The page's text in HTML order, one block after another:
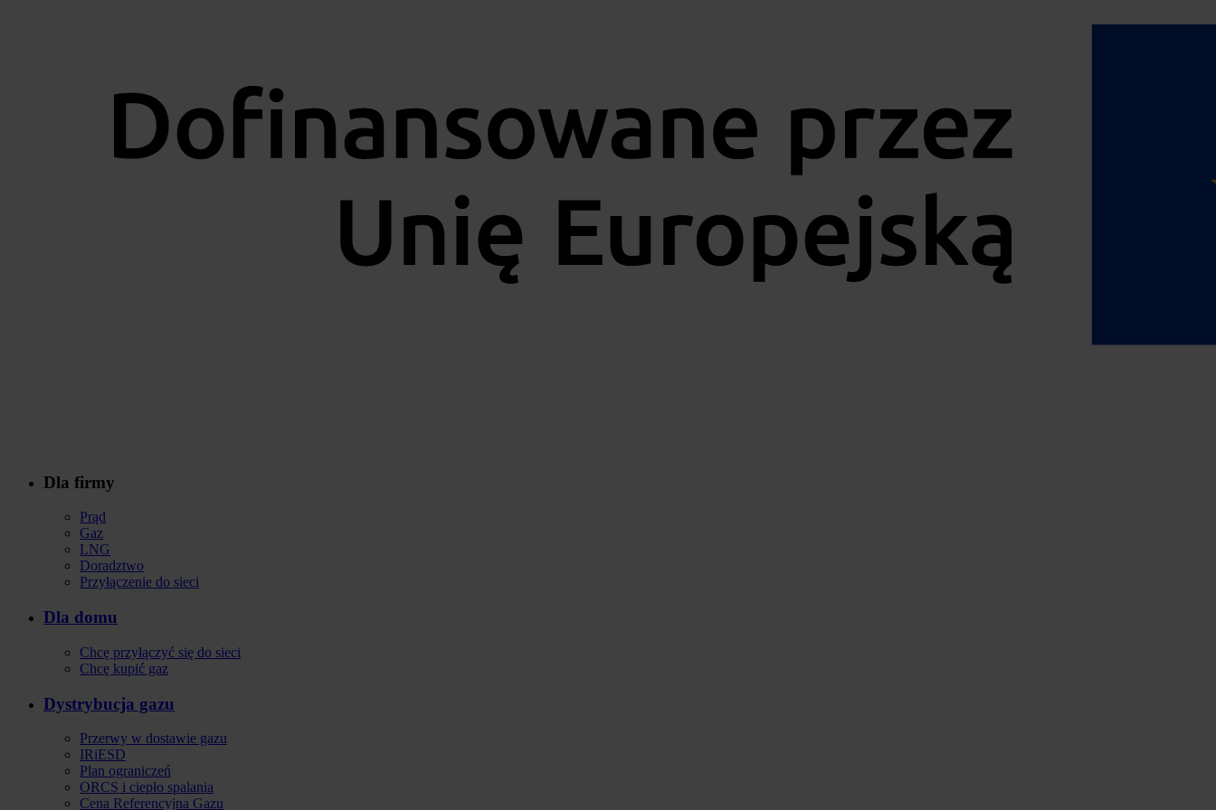
Dla firmy
Prąd
Gaz
LNG
Doradztwo
Przyłączenie do sieci
Dla domu
Chcę przyłączyć się do sieci
Chcę kupić gaz
Dystrybucja gazu
Przerwy w dostawie gazu
IRiESD
Plan ograniczeń
ORCS i ciepło spalania
Cena Referencyjna Gazu